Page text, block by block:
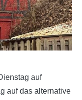
auf
auf das alternative